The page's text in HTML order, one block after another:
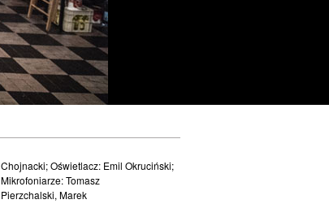
Chojnacki; Oświetlacz: Emil Okruciński;
Mikrofoniarze: Tomasz
Pierzchalski, Marek